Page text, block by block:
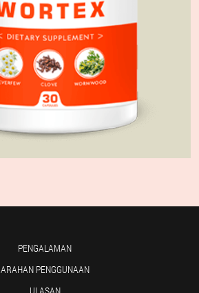
PENGALAMAN
ARAHAN PENGGUNAAN